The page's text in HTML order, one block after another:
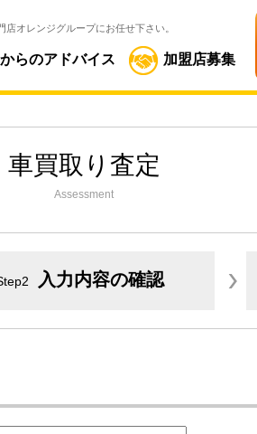
オレンジグループにお任せ下さい。
らのアドバイス 加盟店募集
車買取り査定
Assessment
入力内容の確認